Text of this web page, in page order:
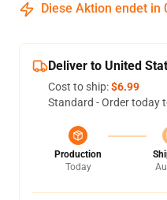
Diese Aktion endet in
Deliver to United
Cost to ship:$6.99
Standard - Order today
Production
Today